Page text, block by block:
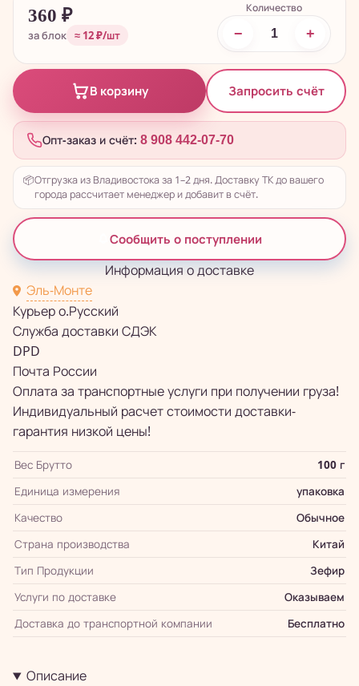
360 ₽
за блок ≈ 12 ₽/шт
Количество
− +
В корзину Запросить счёт
Опт-заказ и счёт: 8 908 442-07-70
📦Отгрузка из Владивостока за 1–2 дня. Доставку ТК до вашего
города рассчитает менеджер и добавит в счёт.
Сообщить о поступлении
Информация о доставке
Эль-Монте
Курьер о.Русский
Служба доставки СДЭК
DPD
Почта России
Оплата за транспортные услуги при получении груза!
Индивидуальный расчет стоимости доставки-
гарантия низкой цены!
Вес Брутто
100 г
Единица измерения
упаковка
Качество
Обычное
Страна производства
Китай
Тип Продукции
Зефир
Услуги по доставке
Оказываем
Доставка до транспортной компании
Бесплатно
Описание